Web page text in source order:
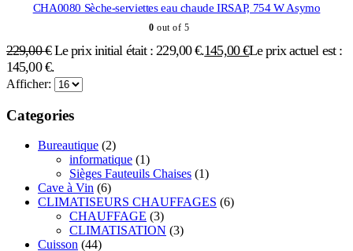
CHA0080 Sèche-serviettes eau chaude IRSAP, 754 W Asymo
0 out of 5
229,00€ Le prix initial était : 229,00 €.145,00€Le prix actuel est :
145,00 €.
Afficher:
Categories
Bureautique (2)
informatique (1)
Sièges Fauteuils Chaises (1)
Cave à Vin (6)
CLIMATISEURS CHAUFFAGES (6)
CHAUFFAGE (3)
CLIMATISATION (3)
Cuisson (44)